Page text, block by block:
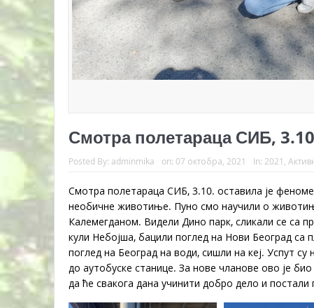
Смотра полетараца СИБ,
Posted By: adminmika on: 07 октобра, 2021 In: 2021
Смотра полетараца СИБ, 3.10. оставила је
необичне животиње. Пуно смо научили о
Калемегданом. Видели Дино парк, сликали се са
кули Небојша, бацили поглед на Нови Београд са
поглед на Београд на води, сишли на кеј. Успут
до аутобуске станице. За нове чланове ово је
да ће свакога дана учинити добро дело и постали